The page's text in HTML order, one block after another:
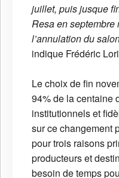
juillet, puis jusque
Resa en septembre
l’annulation du
indique Frédéric
Le choix de fin
94% de la centaine
institutionnels et
sur ce changement
pour trois raisons
producteurs et
besoin de temps